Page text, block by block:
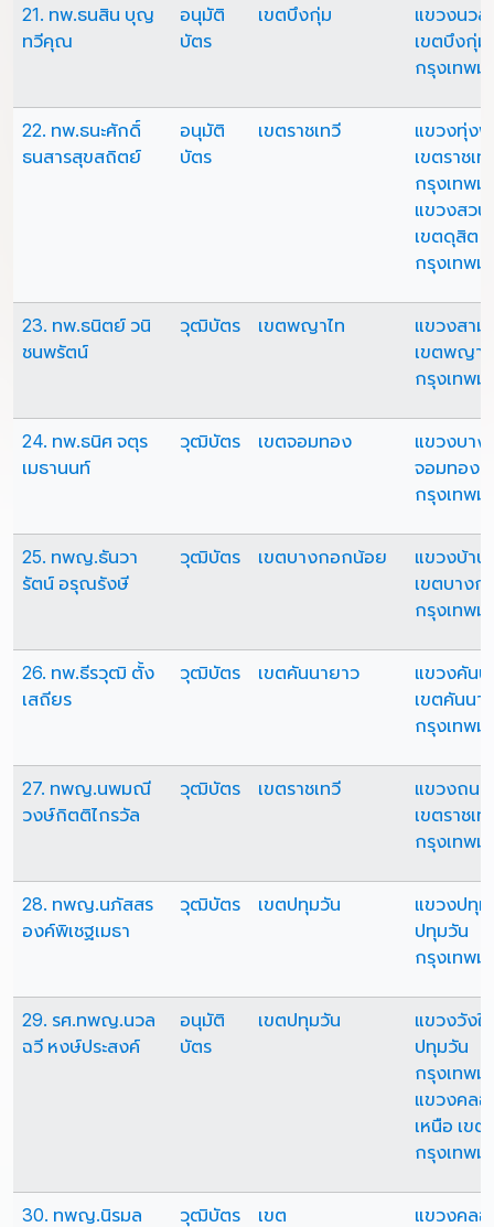
21. ทพ.ธนสิน บุญ
ทวีคุณ
อนุมัติ
บัตร
เขตบึงกุ่ม
แขวงนวล
เขตบึงกุ่ม
กรุงเทพม
22. ทพ.ธนะศักดิ์
ธนสารสุขสถิตย์
อนุมัติ
บัตร
เขตราชเทวี
แขวงทุ่ง
เขตราชเท
กรุงเทพม
แขวงสวน
เขตดุสิต
กรุงเทพม
23. ทพ.ธนิตย์ วนิ
ชนพรัตน์
วุฒิบัตร เขตพญาไท
แขวงสาม
เขตพญา
กรุงเทพม
24. ทพ.ธนิศ จตุร
เมธานนท์
วุฒิบัตร เขตจอมทอง
แขวงบาง
จอมทอง
กรุงเทพม
25. ทพญ.ธันวา
รัตน์ อรุณรังษี
วุฒิบัตร เขตบางกอกน้อย
แขวงบ้าน
เขตบาง
กรุงเทพม
26. ทพ.ธีรวุฒิ ตั้ง
เสถียร
วุฒิบัตร เขตคันนายาว
แขวงคันน
เขตคันนา
กรุงเทพม
27. ทพญ.นพมณี
วงษ์กิตติไกรวัล
วุฒิบัตร เขตราชเทวี
แขวงถน
เขตราชเท
กรุงเทพม
28. ทพญ.นภัสสร
องค์พิเชฐเมธา
วุฒิบัตร เขตปทุมวัน
แขวงปทุม
ปทุมวัน
กรุงเทพม
29. รศ.ทพญ.นวล
ฉวี หงษ์ประสงค์
อนุมัติ
บัตร
เขตปทุมวัน
แขวงวังใ
ปทุมวัน
กรุงเทพม
แขวงคล
เหนือ เข
กรุงเทพม
30. ทพญ.นิรมล
วุฒิบัตร
เขต
แขวงคลอ